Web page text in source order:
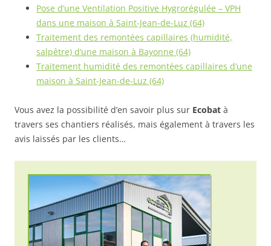
Pose d’une Ventilation Positive Hygrorégulée – VPH
dans une maison à Saint-Jean-de-Luz (64)
Traitement des remontées capillaires (humidité,
salpêtre) d’une maison à Bayonne (64)
Traitement humidité des remontées capillaires d’une
maison à Saint-Jean-de-Luz (64)
Vous avez la possibilité d’en savoir plus sur Ecobat à
travers ses chantiers réalisés, mais également à travers les
avis laissés par les clients…